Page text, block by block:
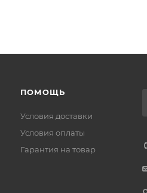
ПОМОЩЬ
Условия доставки
Условия оплаты
Гарантия на товар